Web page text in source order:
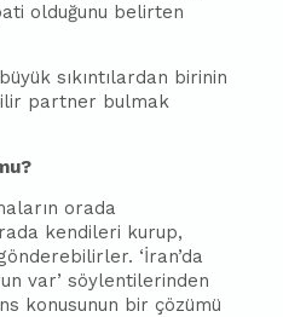
olduğunu belirten
sıkıntılardan birinin
partner bulmak
orada
kendileri kurup,
‘İran’da
var’ söylentilerinden
konusunun bir çözümü